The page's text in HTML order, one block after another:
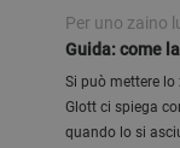
Per uno zaino
Guida: come
Si può mettere lo
Glott ci spiega
quando lo si